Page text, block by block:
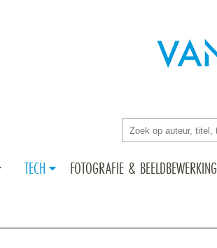
TECH FOTOGRAFIE & BEELDBEWERKING